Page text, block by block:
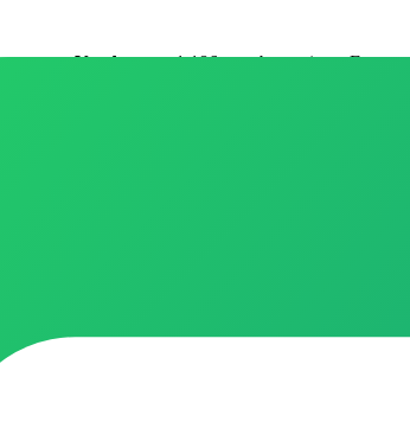
e Vendascom 1.186 membros ativos.Este
Lojas No Grupo você vai encontrar: ✅